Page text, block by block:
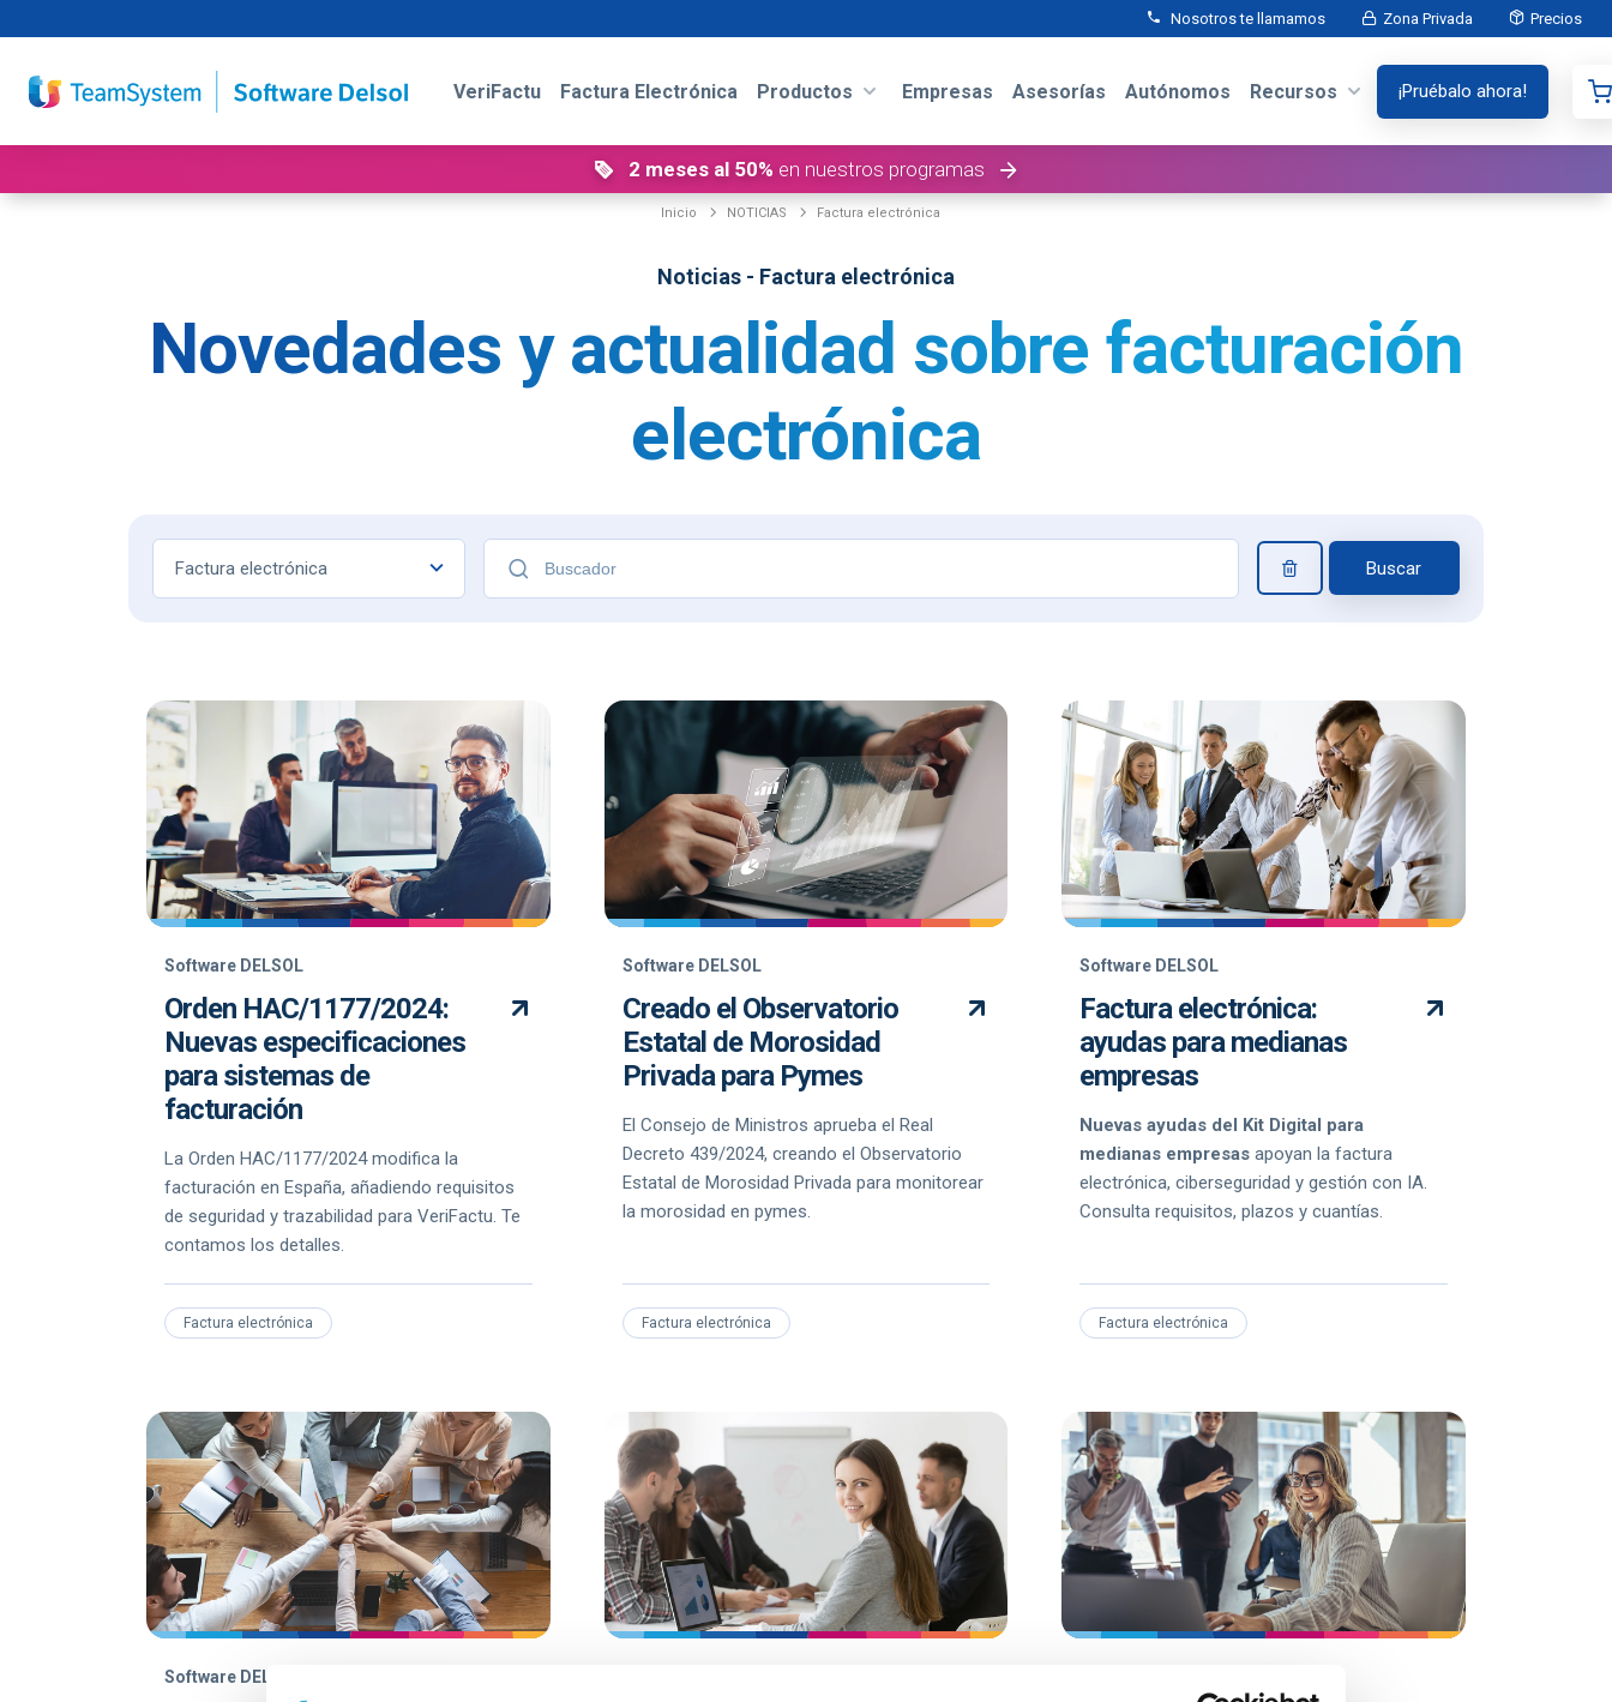
Nosotros te llamamos Zona Privada Precios
VeriFactu Factura Electrónica Productos Empresas Asesorías Autónomos Recursos ¡Pruébalo ahora!
2 meses al 50% en nuestros programas
Inicio NOTICIAS Factura electrónica
Novedades y actualidad sobre facturación
electrónica
Noticias - Factura electrónica
Factura electrónica Buscar
Software DELSOL
Orden HAC/1177/2024:
Nuevas especificaciones
para sistemas de
facturación
La Orden HAC/1177/2024 modifica la
facturación en España, añadiendo requisitos
de seguridad y trazabilidad para VeriFactu. Te
contamos los detalles.
Factura electrónica
Software DELSOL
Creado el Observatorio
Estatal de Morosidad
Privada para Pymes
El Consejo de Ministros aprueba el Real
Decreto 439/2024, creando el Observatorio
Estatal de Morosidad Privada para monitorear
la morosidad en pymes.
Factura electrónica
Software DELSOL
Factura electrónica:
ayudas para medianas
empresas
Nuevas ayudas del Kit Digital para
medianas empresas apoyan la factura
electrónica, ciberseguridad y gestión con IA.
Consulta requisitos, plazos y cuantías.
Factura electrónica
Software DELSOL